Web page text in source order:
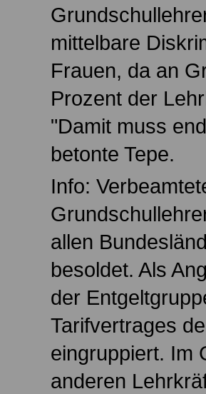
mittelbare
Frauen, da an
Prozent der
"Damit muss
betonte Tepe.
Info:
allen
besoldet. Als
der
Tarifvertrages
eingruppiert. Im
anderen